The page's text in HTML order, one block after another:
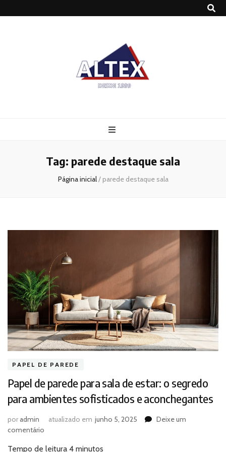
Tag: parede destaque sala
Página inicial/ parede destaque sala
PAPEL DE PAREDE
Papel de parede para sala de estar: o segredo
para ambientes sofisticados e aconchegantes
poradmin atualizado em junho 5, 2025
Deixe um
comentário
Tempo de leitura 4 minutos